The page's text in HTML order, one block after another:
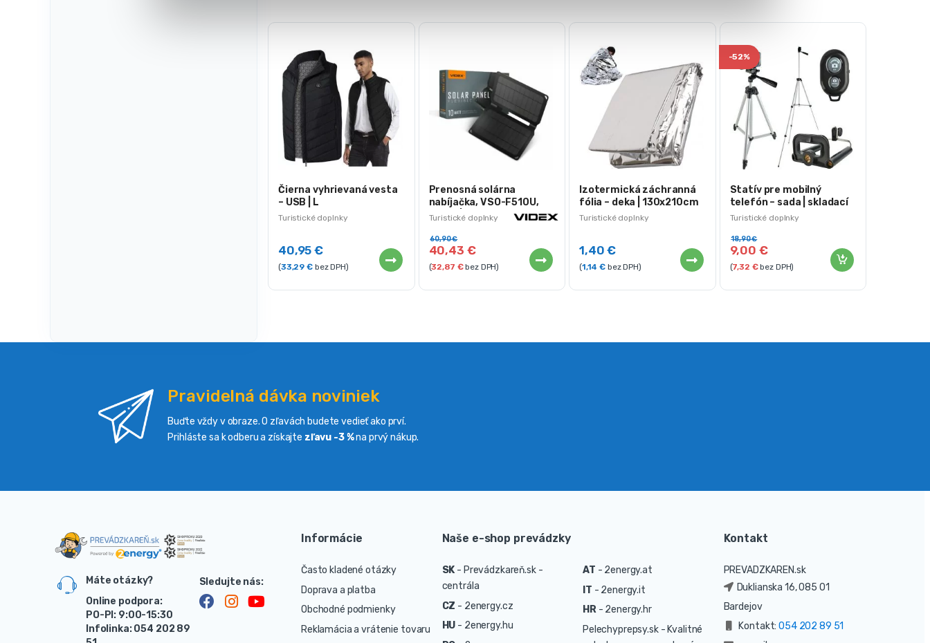
Turistické doplnky
Čierna vyhrievaná vesta
– USB | L
40,95€
(33,29€bez DPH)
Turistické doplnky
Prenosná solárna
nabíjačka, VSO-F510U,
VIDEX | 10W
40,43 €
60,90€
(32,87 €bez DPH)
Turistické doplnky
Izotermická záchranná
fólia – deka | 130x210cm
1,40€
(1,14€ bez DPH)
Turistické doplnky
-52%
Statív pre mobilný
telefón – sada | skladací
9,00 €
18,90€
(7,32 €bez DPH)
Pravidelná dávka noviniek
Buďte vždy v obraze. O zľavách budete vedieť ako prví.
Prihláste sa k odberu a získajte zľavu -3 %na prvý nákup.
Máte otázky?
Online podpora:
PO-PI: 9:00-15:30
Infolinka: 054 202 89
Informácie
Často kladené otázky
Doprava a platba
Obchodné podmienky
Reklamácia a vrátenie tovaru
Naše e-shop prevádzky
SK - Prevádzkareň.sk -
centrála
CZ - 2energy.cz
HU - 2energy.hu
AT - 2energy.at
IT - 2energy.it
HR- 2energy.hr
Pelechyprepsy.sk - Kvalitné
Kontakt
PREVADZKAREN.sk
Duklianska 16, 085 01
Bardejov
Kontakt:054 202 89 51